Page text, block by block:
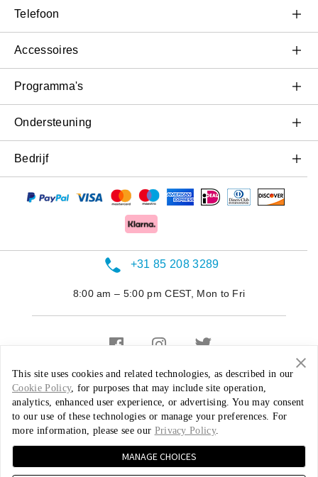
Telefoon
OnePlus 11 5G
OnePlus 10 Pro 5G
OnePlus Nord CE 3 Lite 5G
OnePlus Nord 2T 5G
OnePlus Nord CE 2 Lite 5G
OnePlus Nord 2 5G
Accessoires
Audio & Wearables
Voeding en kabels
Bundels
Uitrusting
Programma's
Koppel je OnePlus-apparaten
Kortingsprogramma
OnePlus-referral programma
Partnerprogramma
Ondersteuning
Veelgestelde vragen over onze shop
Bedrijf
Over OnePlus
OnePlus Store App
Media
+31 85 208 3289
8:00 am – 5:00 pm CEST, Mon to Fri
Nederland ( Nederlands / EUR )
User Agreement
de Verkoopsvoorwaarden gelezen en ga hiermee akkoord
Security Feedback
Cookies
This site uses cookies and related technologies, as described in our
Cookie Policy, for purposes that may include site operation,
analytics, enhanced user experience, or advertising. You may consent
to our use of these technologies or manage your preferences. For
more information, please see our Privacy Policy.
MANAGE CHOICES